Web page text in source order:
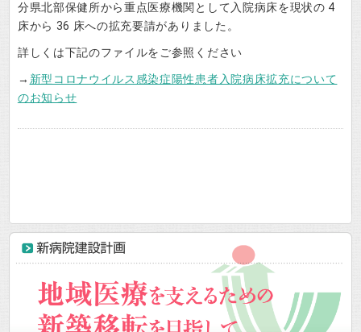
分県北部保健所から重点医療機関として入院病床を現状の 4
床から 36 床への拡充要請がありました。
詳しくは下記のファイルをご参照ください
→ 新型コロナウイルス感染症陽性患者入院病床拡充について
のお知らせ